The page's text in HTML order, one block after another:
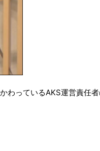
わっているAKS運営責任